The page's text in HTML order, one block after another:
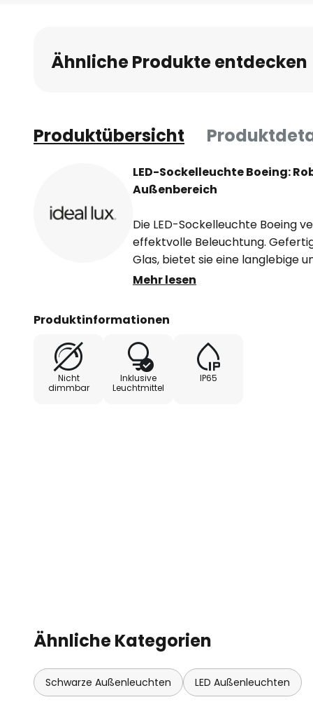
Bildgalerie
springen
Ähnliche Produkte entdecken
Produktübersicht
LED-Sockelleuchte Boeing:
Außenbereich
Die LED-Sockelleuchte Boeing
effektvolle Beleuchtung.
Glas, bietet sie eine langlebige
Konstruktion. Mit einer
zuverlässig gegen Staub und
einladende Atmosphäre, die
harmonisches Licht taucht.
Mehr lesen
Produktinformationen
Nicht
dimmbar
Inklusive
Leuchtmittel
IP65
Ähnliche Kategorien
Schwarze Außenleuchten LED Außenleuchten